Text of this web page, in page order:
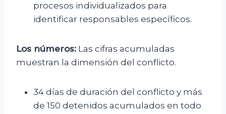
procesos individualizados para
identificar responsables específicos.
Los números: Las cifras acumuladas
muestran la dimensión del conflicto.
34 días de duración del conflicto y más
de 150 detenidos acumulados en todo